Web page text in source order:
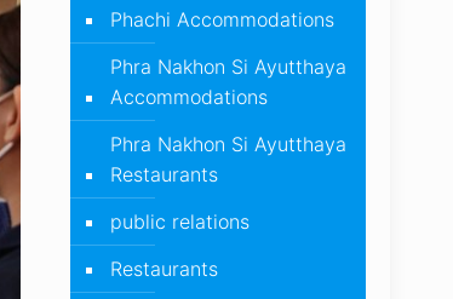
Phachi Accommodations
Phra Nakhon Si Ayutthaya
Accommodations
Phra Nakhon Si Ayutthaya
Restaurants
public relations
Restaurants